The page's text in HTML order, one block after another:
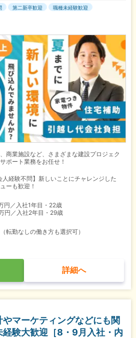
第二新卒歓迎
職種未経験歓迎
商業施設など、さまざまな建設プロジェク
ポート業務をお任せ！
人経験不問】新しいことにチャレンジした
ーも歓迎！
円／入社1年目・22歳
円／入社2年目・29歳
転勤なしの働き方も選択可）
詳細へ
やマーケティングなどにも関
験大歓迎［8・9月入社・内